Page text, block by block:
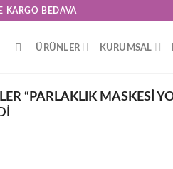
KARGO BEDAVA
ÜRÜNLER KURUMSAL
“PARLAKLIK MASKESI